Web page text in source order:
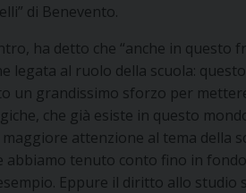
di Benevento.
ha detto che “anche in
legata al ruolo della scuola:
un grandissimo sforzo per
che già esiste in questo
maggiore attenzione al tema della
abbiamo tenuto conto fino in
Eppure il diritto allo